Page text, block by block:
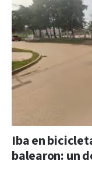
Iba en
balearon: un